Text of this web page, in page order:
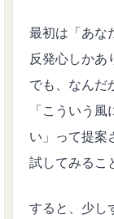
最初は「あな
反発心しかあ
でも、なんだ
「こういう
い」って提案
試してみるこ
すると、少し